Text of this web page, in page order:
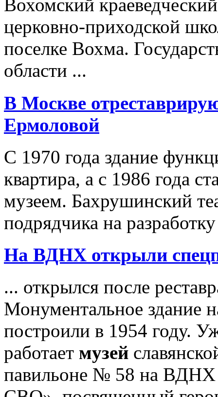
Вохомский
церковно-приходской
поселке Вохма.
области ...
В Москве
Ермоловой
С 1970 года здание
квартира, а с 1986 года
музеем. Бахрушинский
подрядчика на
На ВДНХ открыли
... открылся после
Монументальное здание
построили в 1954 году.
работает музей
павильоне № 58 на ВДНХ